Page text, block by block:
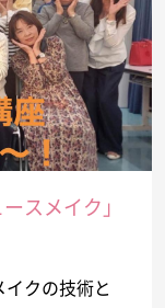
スメイク」
クの技術と